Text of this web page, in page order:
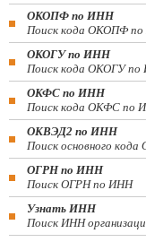
ОКОПФ по ИНН
Поиск кода ОКОПФ
ОКОГУ по ИНН
Поиск кода ОКОГУ
ОКФС по ИНН
Поиск кода ОКФС по
ОКВЭД2 по ИНН
Поиск основного
ОГРН по ИНН
Поиск ОГРН по ИНН
Узнать ИНН
Поиск ИНН